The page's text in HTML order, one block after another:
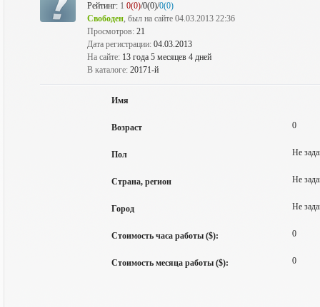
Рейтинг: 1 0(0)/0(0)/0(0)
Свободен, был на сайте 04.03.2013 22:36
Просмотров: 21
Дата регистрации: 04.03.2013
На сайте: 13 года 5 месяцев 4 дней
В каталоге: 20171-й
Имя
Возраст 0
Пол Не
Страна, регион Не
Город Не
Стоимость часа работы ($): 0
Стоимость месяца работы ($): 0